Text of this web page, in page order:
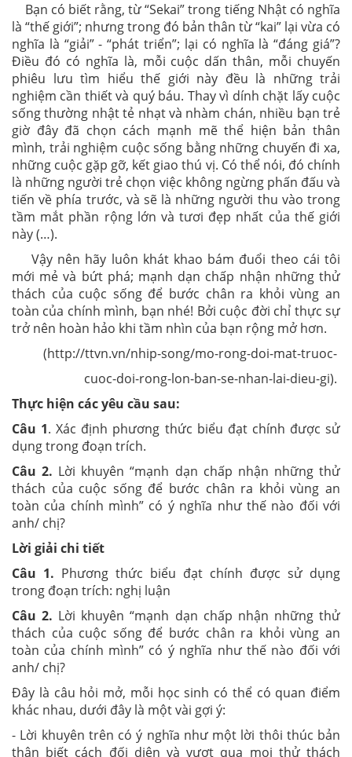
Bạn có biết rằng, từ “Sekai” trong tiếng Nhật có nghĩa
là “thế giới”; nhưng trong đó bản thân từ “kai” lại vừa có
nghĩa là “giải” - “phát triển”; lại có nghĩa là “đáng giá”?
Điều đó có nghĩa là, mỗi cuộc dấn thân, mỗi chuyến
phiêu lưu tìm hiểu thế giới này đều là những trải
nghiệm cần thiết và quý báu. Thay vì dính chặt lấy cuộc
sống thường nhật tẻ nhạt và nhàm chán, nhiều bạn trẻ
giờ đây đã chọn cách mạnh mẽ thể hiện bản thân
mình, trải nghiệm cuộc sống bằng những chuyến đi xa,
những cuộc gặp gỡ, kết giao thú vị. Có thể nói, đó chính
là những người trẻ chọn việc không ngừng phấn đấu và
tiến về phía trước, và sẽ là những người thu vào trong
tầm mắt phần rộng lớn và tươi đẹp nhất của thế giới
này (…).
Vậy nên hãy luôn khát khao bám đuổi theo cái tôi
mới mẻ và bứt phá; mạnh dạn chấp nhận những thử
thách của cuộc sống để bước chân ra khỏi vùng an
toàn của chính mình, bạn nhé! Bởi cuộc đời chỉ thực sự
trở nên hoàn hảo khi tầm nhìn của bạn rộng mở hơn.
(http://ttvn.vn/nhip-song/mo-rong-doi-mat-truoc-
cuoc-doi-rong-lon-ban-se-nhan-lai-dieu-gi).
Thực hiện các yêu cầu sau:
Câu 1. Xác định phương thức biểu đạt chính được sử
dụng trong đoạn trích.
Câu 2. Lời khuyên “mạnh dạn chấp nhận những thử
thách của cuộc sống để bước chân ra khỏi vùng an
toàn của chính mình” có ý nghĩa như thế nào đối với
anh/ chị?
Lời giải chi tiết
Câu 1. Phương thức biểu đạt chính được sử dụng
trong đoạn trích: nghị luận
Câu 2. Lời khuyên “mạnh dạn chấp nhận những thử
thách của cuộc sống để bước chân ra khỏi vùng an
toàn của chính mình” có ý nghĩa như thế nào đối với
anh/ chị?
Đây là câu hỏi mở, mỗi học sinh có thể có quan điểm
khác nhau, dưới đây là một vài gợi ý:
- Lời khuyên trên có ý nghĩa như một lời thôi thúc bản
thân biết cách đối diện và vượt qua mọi thử thách